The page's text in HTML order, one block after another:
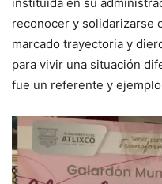
reconocer y solidarizarse
marcado trayectoria y
para vivir una situación
fue un referente y